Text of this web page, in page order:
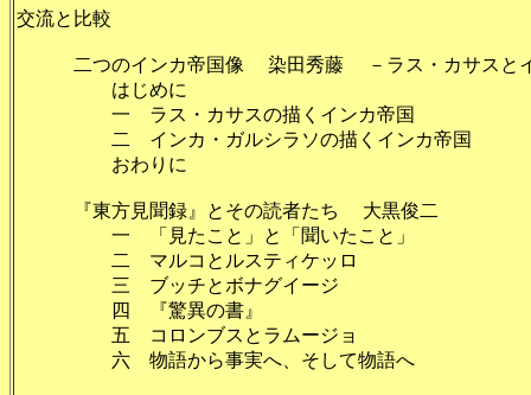
交流と比較
二つのインカ帝国像 染田秀藤 －ラス・カサスとイ
はじめ
一 ラス・カサスの描くイ
二 インカ・ガルシラソの描く
おわり
『東方見聞録』とその読者たち 大黒俊二
一 「見たこと」と「聞いた
二 マルコとルスティケ
三 ブッチとボナグイ
四 『驚異の書
五 コロンブスとラムー
六 物語から事実へ、そして物語